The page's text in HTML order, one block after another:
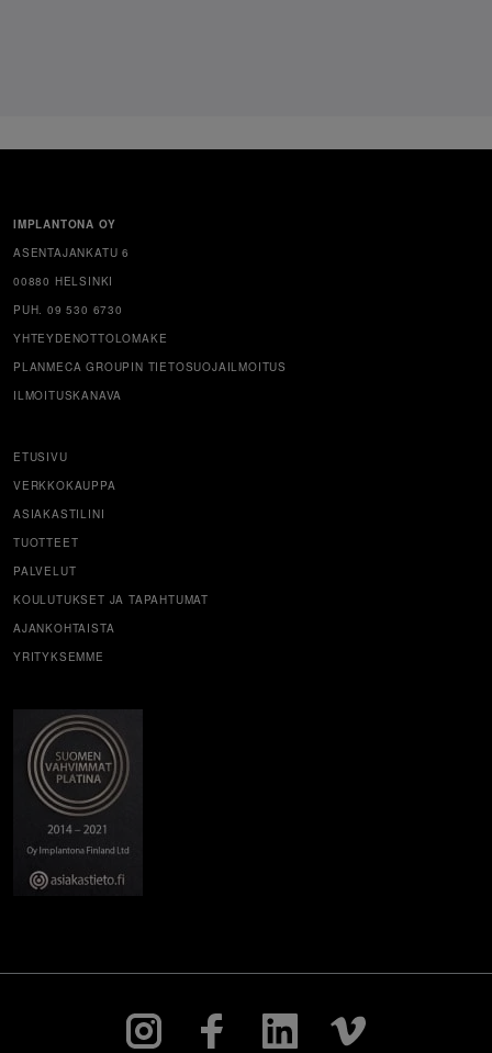
IMPLANTONA OY
ASENTAJANKATU 6
00880 HELSINKI
PUH. 09 530 6730
YHTEYDENOTTOLOMAKE
PLANMECA GROUPIN TIETOSUOJAILMOITUS
ILMOITUSKANAVA
ETUSIVU
VERKKOKAUPPA
ASIAKASTILINI
TUOTTEET
PALVELUT
KOULUTUKSET JA TAPAHTUMAT
AJANKOHTAISTA
YRITYKSEMME